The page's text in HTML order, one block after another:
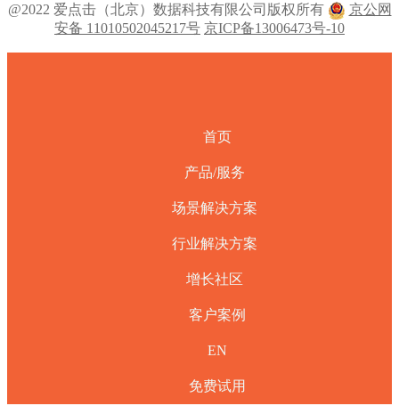
@2022 爱点击（北京）数据科技有限公司版权所有
京公网
安备 11010502045217号 京ICP备13006473号-10
首页
产品/服务
场景解决方案
行业解决方案
增长社区
客户案例
EN
免费试用